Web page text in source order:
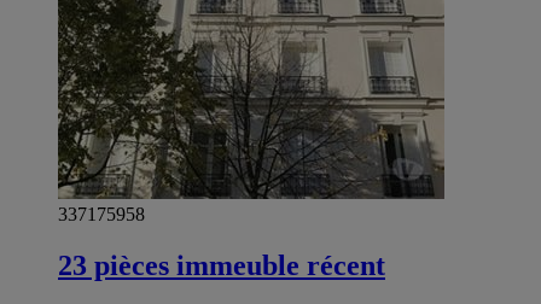
337175958
23 pièces immeuble récent